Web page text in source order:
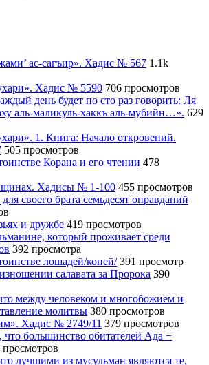
ас-сагъир». Хадис № 567 1.1k
Хадис № 5590 706 просмотров
день будет по сто раз говорить: Ля
аль-маликуль-хаккъ аль-мубийн…». 629
1. Книга: Начало откровений.
505 просмотров
Корана и его чтении 478
Хадисы № 1-100 455 просмотров
своего брата семьдесят оправданий
и дружбе 419 просмотров
который проживает среди
392 просмотра
лошадей/коней/ 391 просмотр
салавата за Пророка 390
между человеком и многобожием и
молитвы 380 просмотров
Хадис № 2749/11 379 просмотров
большинство обитателей Ада −
просмотров
лучшими из мусульман являются те,